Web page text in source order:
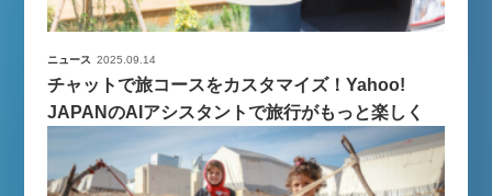
ニュース 2025.09.14
チャットで旅コースをカスタマイズ！Yahoo!
JAPANのAIアシスタントで旅行がもっと楽しく